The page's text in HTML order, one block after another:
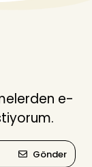
e-
Gönder